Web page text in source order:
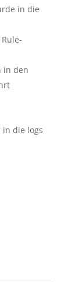
in die
in den
in die logs